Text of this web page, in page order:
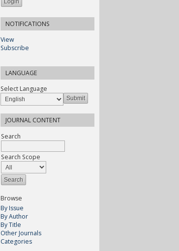
NOTIFICATIONS
View
Subscribe
LANGUAGE
Select Language
JOURNAL CONTENT
Search
Search Scope
Browse
By Issue
By Author
By Title
Other Journals
Categories